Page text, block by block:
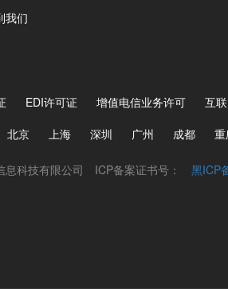
我们
EDI许可证 增值电信业务许可 互
北京 上海 深圳 广州 成都
息科技有限公司 ICP备案证书号： 黑ICP